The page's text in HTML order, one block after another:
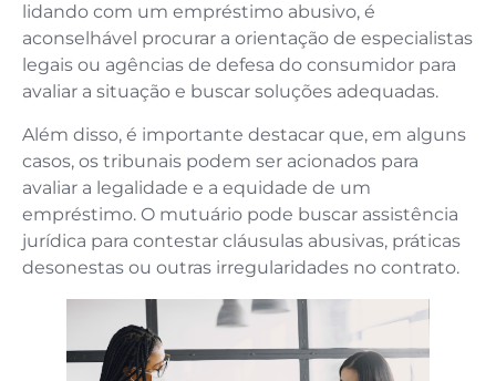
lidando com um empréstimo abusivo, é
aconselhável procurar a orientação de especialistas
legais ou agências de defesa do consumidor para
avaliar a situação e buscar soluções adequadas.
Além disso, é importante destacar que, em alguns
casos, os tribunais podem ser acionados para
avaliar a legalidade e a equidade de um
empréstimo. O mutuário pode buscar assistência
jurídica para contestar cláusulas abusivas, práticas
desonestas ou outras irregularidades no contrato.